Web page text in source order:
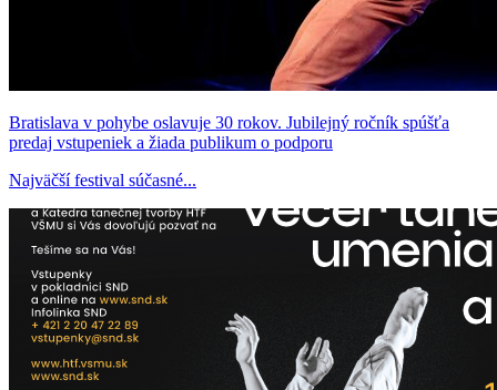
Bratislava v pohybe oslavuje 30 rokov. Jubilejný ročník spúšťa
predaj vstupeniek a žiada publikum o podporu
Najväčší festival súčasné...